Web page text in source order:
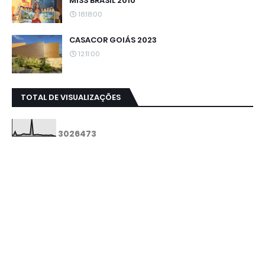
18:18:00
CASACOR GOIÁS 2023
12:11:00
TOTAL DE VISUALIZAÇÕES
3026473